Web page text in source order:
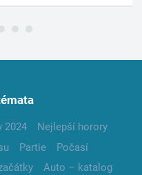
2024
Nejlepší horory
Partie
Počasí
Auto – katalog